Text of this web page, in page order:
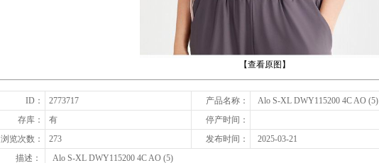
【查看原图】
ID： 2773717 产品名称：
Alo S-XL DWY115200 4C AO (5)
存库：
有
停产时间：
浏览次数：
273 发布时间：
2025-03-21
描述：
Alo S-XL DWY115200 4C AO (5)